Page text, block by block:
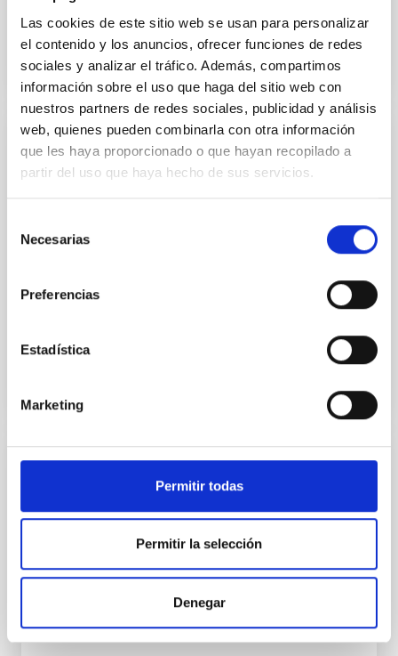
Las cookies de este sitio web se usan para personalizar
el contenido y los anuncios, ofrecer funciones de redes
sociales y analizar el tráfico. Además, compartimos
información sobre el uso que haga del sitio web con
nuestros partners de redes sociales, publicidad y análisis
web, quienes pueden combinarla con otra información
que les haya proporcionado o que hayan recopilado a
partir del uso que haya hecho de sus servicios.
Necesarias
Preferencias
Estadística
Marketing
Permitir todas
Permitir la selección
Denegar
SUBVENCIÓN
Caracterización mineralógica de
asteroides primitivos y exploración
primitivos, se llevarán a cabo mediante tres acciones:
asteroides y exploración espacial 2
(ProID2017010112). El objetivo científico es la
caracterización composicional de los asteroides, que